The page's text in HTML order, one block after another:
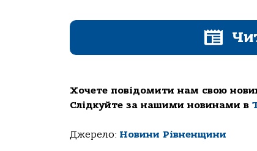
Хочете повідомити нам свою
Слідкуйте за нашими новинами в
Джерело: Новини Рівненщини